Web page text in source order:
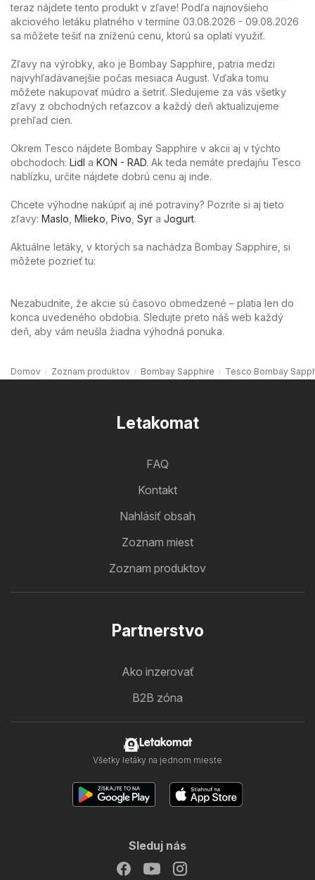
teraz nájdete tento produkt v zľave! Podľa najnovšieho
akciového letáku platného v termíne 03.08.2026 - 09.08.2026
sa môžete tešiť na zníženú cenu, ktorú sa oplatí využiť.
Zľavy na výrobky, ako je Bombay Sapphire, patria medzi
najvyhľadávanejšie počas mesiaca August. Vďaka tomu
môžete nakupovať múdro a šetriť. Sledujeme za vás všetky
zľavy z obchodných reťazcov a každý deň aktualizujeme
prehľad cien.
Okrem Tesco nájdete Bombay Sapphire v akcii aj v týchto
obchodoch: Lidl a KON - RAD. Ak teda nemáte predajňu Tesco
nablízku, určite nájdete dobrú cenu aj inde.
Chcete výhodne nakúpiť aj iné potraviny? Pozrite si aj tieto
zľavy: Maslo Mlieko Pivo Syr a Jogurt.
Aktuálne letáky, v ktorých sa nachádza Bombay Sapphire, si
môžete pozrieť tu:
Nezabudnite, že akcie sú časovo obmedzené – platia len do
konca uvedeného obdobia. Sledujte preto náš web každý
deň, aby vám neušla žiadna výhodná ponuka.
Domov Zoznam produktov Bombay Sapphire Tesco Bombay
Letakomat
FAQ
Kontakt
Nahlásiť obsah
Zoznam miest
Zoznam produktov
Partnerstvo
Ako inzerovať
B2B zóna
Letakomat
Všetky letáky na jednom mieste
Sleduj nás